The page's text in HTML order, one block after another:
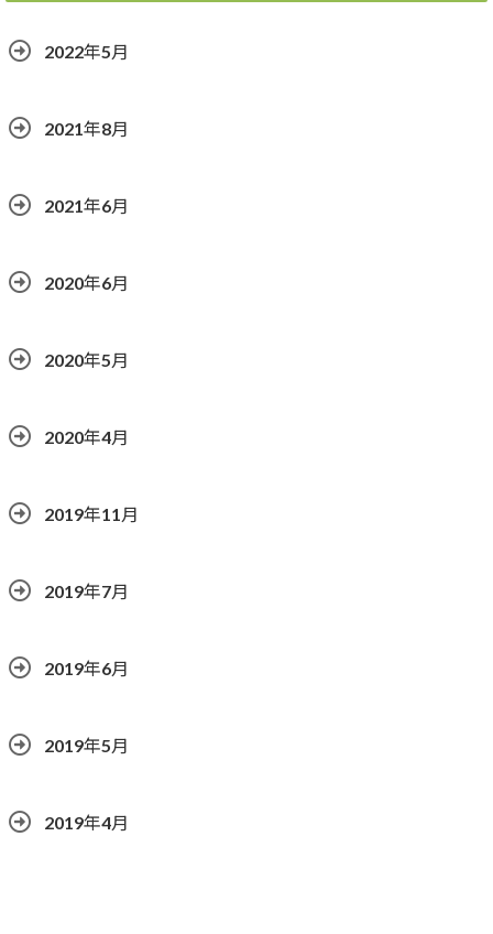
2022年5月
2021年8月
2021年6月
2020年6月
2020年5月
2020年4月
2019年11月
2019年7月
2019年6月
2019年5月
2019年4月